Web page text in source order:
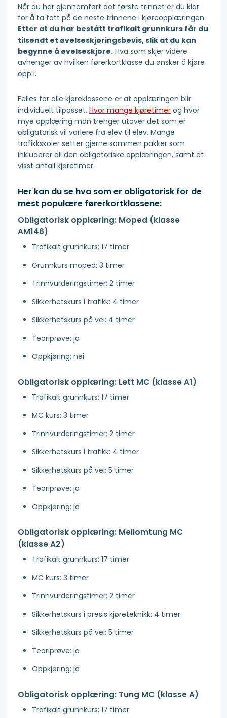
Når du har gjennomført det første trinnet er du klar
for å ta fatt på de neste trinnene i kjøreopplæringen.
Etter at du har bestått trafikalt grunnkurs får du
tilsendt et øvelseskjøringsbevis, slik at du kan
begynne å øvelseskjøre. Hva som skjer videre
avhenger av hvilken førerkortklasse du ønsker å kjøre
opp i.
Felles for alle kjøreklassene er at opplæringen blir
individuelt tilpasset. Hvor mange kjøretimer og hvor
mye opplæring man trenger utover det som er
obligatorisk vil variere fra elev til elev. Mange
trafikkskoler setter gjerne sammen pakker som
inkluderer all den obligatoriske opplæringen, samt et
visst antall kjøretimer.
Her kan du se hva som er obligatorisk for de
mest populære førerkortklassene:
Obligatorisk opplæring: Moped (klasse
AM146)
Trafikalt grunnkurs: 17 timer
Grunnkurs moped: 3 timer
Trinnvurderingstimer: 2 timer
Sikkerhetskurs i trafikk: 4 timer
Sikkerhetskurs på vei: 4 timer
Teoriprøve: ja
Oppkjøring: nei
Obligatorisk opplæring: Lett MC (klasse A1)
Trafikalt grunnkurs: 17 timer
MC kurs: 3 timer
Trinnvurderingstimer: 2 timer
Sikkerhetskurs i trafikk: 4 timer
Sikkerhetskurs på vei: 5 timer
Teoriprøve: ja
Oppkjøring: ja
Obligatorisk opplæring: Mellomtung MC
(klasse A2)
Trafikalt grunnkurs: 17 timer
MC kurs: 3 timer
Trinnvurderingstimer: 2 timer
Sikkerhetskurs i presis kjøreteknikk: 4 timer
Sikkerhetskurs på vei: 5 timer
Teoriprøve: ja
Oppkjøring: ja
Obligatorisk opplæring: Tung MC (klasse A)
Trafikalt grunnkurs: 17 timer